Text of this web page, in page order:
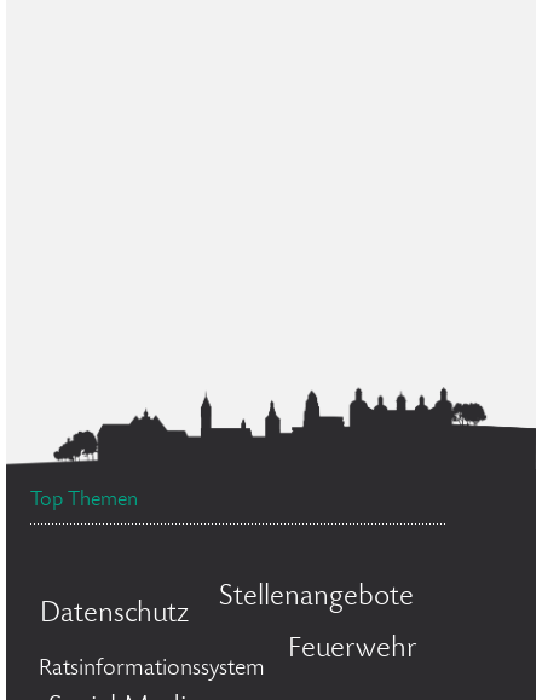
Top Themen
Datenschutz
Stellenangebote
Ratsinformationssystem
Feuerwehr